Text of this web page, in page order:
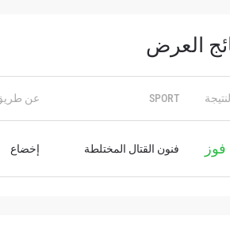
العرض
SPORT عن
فوز فنون القتال المختلطة إخضاع